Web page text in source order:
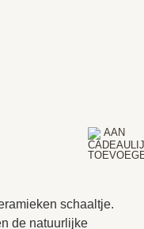
schaaltje.
de natuurlijke